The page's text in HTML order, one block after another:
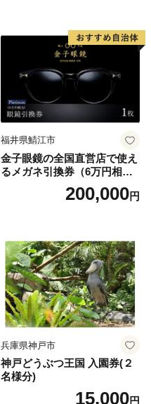
福井県鯖江市
金子眼鏡の全国直営店で使え
るメガネ引換券（6万円相
当） Platinum200,000円
兵庫県神戸市
神戸どうぶつ王国 入園券(２
名様分)
15,000円